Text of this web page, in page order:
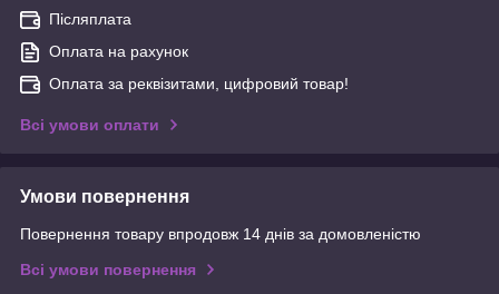
Післяплата
Оплата на рахунок
Оплата за реквізитами, цифровий товар!
Всі умови оплати
Умови повернення
Повернення товару впродовж 14 днів за домовленістю
Всі умови повернення